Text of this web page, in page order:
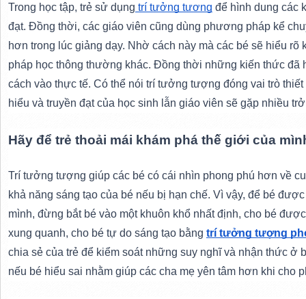
Trong học tập, trẻ sử dụng trí tưởng tượng để hình dung các
đạt. Đồng thời, các giáo viên cũng dùng phương pháp kể
hơn trong lúc giảng dạy. Nhờ cách này mà các bé sẽ hiểu
pháp học thông thường khác. Đồng thời những kiến thức đã
cách vào thực tế. Có thể nói trí tưởng tượng đóng vai trò
hiểu và truyền đạt của học sinh lẫn giáo viên sẽ gặp nhiều
Hãy để trẻ thoải mái khám phá thế giới của
Trí tưởng tượng giúp các bé có cái nhìn phong phú hơn về
khả năng sáng tạo của bé nếu bị hạn chế. Vì vậy, để bé
mình, đừng bắt bé vào một khuôn khổ nhất định, cho bé
xung quanh, cho bé tự do sáng tạo bằng trí tưởng tượng
chia sẻ của trẻ để kiểm soát những suy nghĩ và nhận thức ở
nếu bé hiểu sai nhằm giúp các cha mẹ yên tâm hơn khi cho